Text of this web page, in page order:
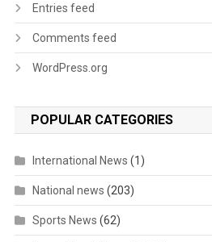
Entries feed
Comments feed
WordPress.org
POPULAR CATEGORIES
International News (1)
National news (203)
Sports News (62)